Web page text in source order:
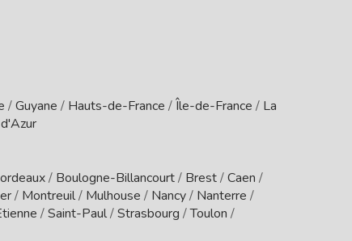
/Guyane / Hauts-de-France /Île-de-France / La
/ Boulogne-Billancourt/ Brest/Caen /
/ Montreuil/ Mulhouse / Nancy/ Nanterre /
/Saint-Paul/Strasbourg /Toulon /